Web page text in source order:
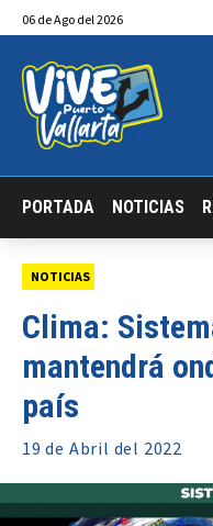
06 deAgo del 2026
PORTADA NOTICIAS
NOTICIAS
Clima:
mantendrá
país
19 de Abril del 2022